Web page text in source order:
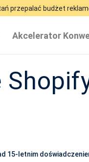
reklamowy£
Akcelerator
15-letnim